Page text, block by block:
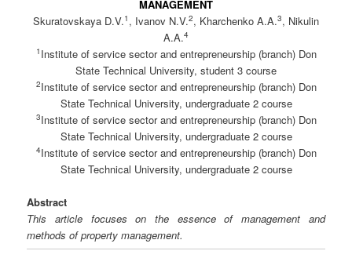
MANAGEMENT
Skuratovskaya D.V.1 , Ivanov N.V.2, Kharchenko A.A.3, Nikulin
A.A.4
1 Institute of service sector and entrepreneurship (branch) Don
State Technical University, student 3 course
2Institute of service sector and entrepreneurship (branch) Don
State Technical University, undergraduate 2 course
3Institute of service sector and entrepreneurship (branch) Don
State Technical University, undergraduate 2 course
4Institute of service sector and entrepreneurship (branch) Don
State Technical University, undergraduate 2 course
Abstract
This article focuses on the essence of management and
methods of property management.